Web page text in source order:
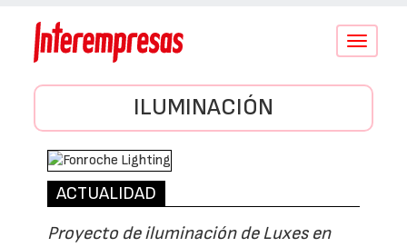
Conmutar
ILUMINACIÓN
ACTUALIDAD
Proyecto de iluminación de Luxes en